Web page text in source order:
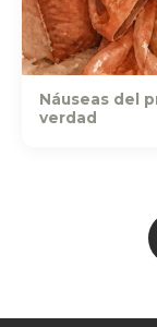
Náuseas del
verdad